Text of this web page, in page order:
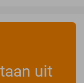
uit